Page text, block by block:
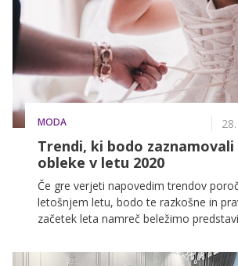
obleko na svetu.
MODA
Trendi, ki bodo
obleke v letu 2020
Če gre verjeti napovedim trendov
letošnjem letu, bodo te razkošne in
začetek leta namreč beležimo
vsake ženske.